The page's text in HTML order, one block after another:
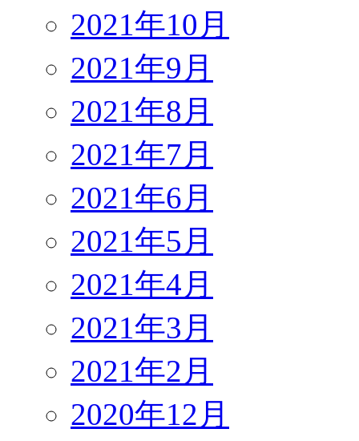
2021年10月
2021年9月
2021年8月
2021年7月
2021年6月
2021年5月
2021年4月
2021年3月
2021年2月
2020年12月